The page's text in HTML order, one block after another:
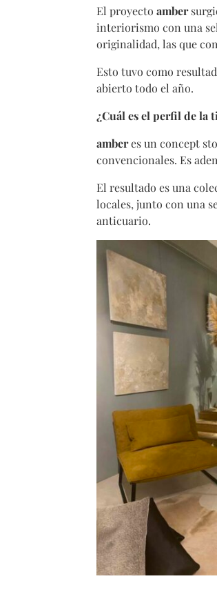
El proyecto amber
interiorismo con una
originalidad, las que
Esto tuvo como
abierto todo el año.
¿Cuál es el perfil de la
amberes un concept
convencionales. Es
El resultado es una
locales, junto con una
anticuario.